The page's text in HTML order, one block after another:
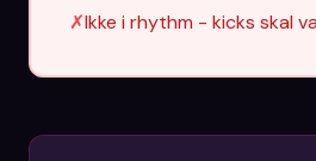
✗Ikke i rhythm - kicks skal